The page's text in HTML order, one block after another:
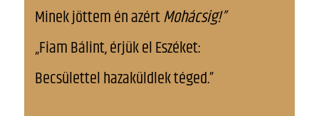
Minek jöttem én azértMohácsig!”
„Fiam Bálint, érjük el Eszéket:
Becsülettel hazaküldlek téged.”